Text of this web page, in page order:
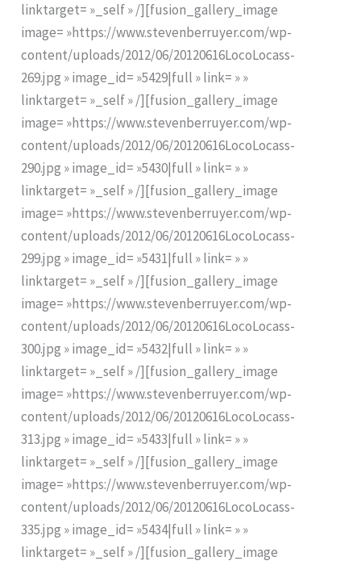
linktarget= »_self » /][fusion_gallery_image
image= »https://www.stevenberruyer.com/wp-
content/uploads/2012/06/20120616LocoLocass-
269.jpg » image_id= »5429|full » link= » »
linktarget= »_self » /][fusion_gallery_image
image= »https://www.stevenberruyer.com/wp-
content/uploads/2012/06/20120616LocoLocass-
290.jpg » image_id= »5430|full » link= » »
linktarget= »_self » /][fusion_gallery_image
image= »https://www.stevenberruyer.com/wp-
content/uploads/2012/06/20120616LocoLocass-
299.jpg » image_id= »5431|full » link= » »
linktarget= »_self » /][fusion_gallery_image
image= »https://www.stevenberruyer.com/wp-
content/uploads/2012/06/20120616LocoLocass-
300.jpg » image_id= »5432|full » link= » »
linktarget= »_self » /][fusion_gallery_image
image= »https://www.stevenberruyer.com/wp-
content/uploads/2012/06/20120616LocoLocass-
313.jpg » image_id= »5433|full » link= » »
linktarget= »_self » /][fusion_gallery_image
image= »https://www.stevenberruyer.com/wp-
content/uploads/2012/06/20120616LocoLocass-
335.jpg » image_id= »5434|full » link= » »
linktarget= »_self » /][fusion_gallery_image